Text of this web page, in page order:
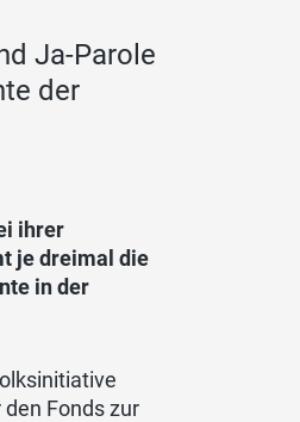
Ja-Parole
der
ihrer
je dreimal die
in der
Fonds zur